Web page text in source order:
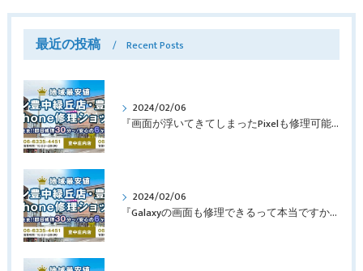
最近の投稿 Recent Posts
2024/02/06
『画面が浮いてきてしまったPixelも修理可能？』淀川区西三国よりバッテリー交換でご来店♪【Google Pixel5】
2024/02/06
『Galaxyの画面も修理できるって本当ですか？』豊中市服部本町より画面修理でご来店♪【Galaxy Note10+】